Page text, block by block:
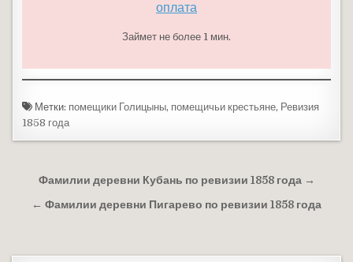
оплата
Займет не более 1 мин.
Метки: помещики Голицыны, помещичьи крестьяне, Ревизия
1858 года
Навигация по записям
Фамилии деревни Кубань по ревизии 1858 года →
← Фамилии деревни Пигарево по ревизии 1858 года